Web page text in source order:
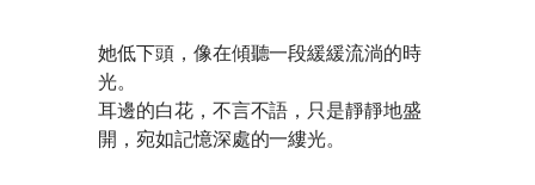
她低下頭，像在傾聽一段緩緩流淌的時
光。
耳邊的白花，不言不語，只是靜靜地盛
開，宛如記憶深處的一縷光。